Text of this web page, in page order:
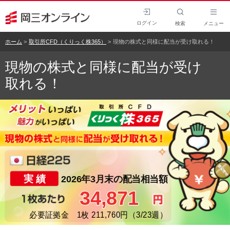
ログイン 検索 メニュー
ホーム 取引所CFD（くりっく株365） 現物の株式と同様に配当が受け取れる！
現物の株式と同様に配当が受け
取れる！